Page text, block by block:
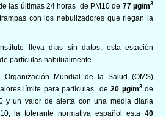
las últimas 24 horas de PM10 de 77 µg/m3
trampas con los nebulizadores que riegan la
lleva días sin datos, esta estación
partículas habitualmente.
Mundial de la Salud (OMS)
límite para partículas de20 µg/m3de
y un valor de alerta con una media diaria
la tolerante normativa español esta 40